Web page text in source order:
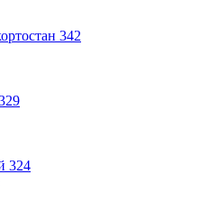
342
324